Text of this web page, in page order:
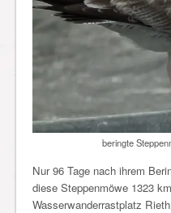
beringte
Nur 96 Tage nach ihrem
diese Steppenmöwe 1323
Wasserwanderrastplatz